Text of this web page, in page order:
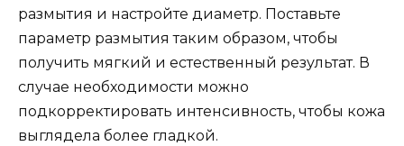
размытия и настройте диаметр. Поставьте
параметр размытия таким образом, чтобы
получить мягкий и естественный результат. В
случае необходимости можно
подкорректировать интенсивность, чтобы кожа
выглядела более гладкой.